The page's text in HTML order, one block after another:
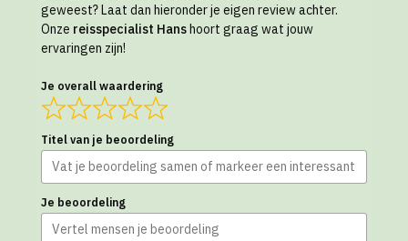
geweest? Laat dan hieronder je eigen review achter.
Onze reisspecialist Hanshoort graag wat jouw
ervaringen zijn!
Je overall waardering
Titel van je beoordeling
Je beoordeling